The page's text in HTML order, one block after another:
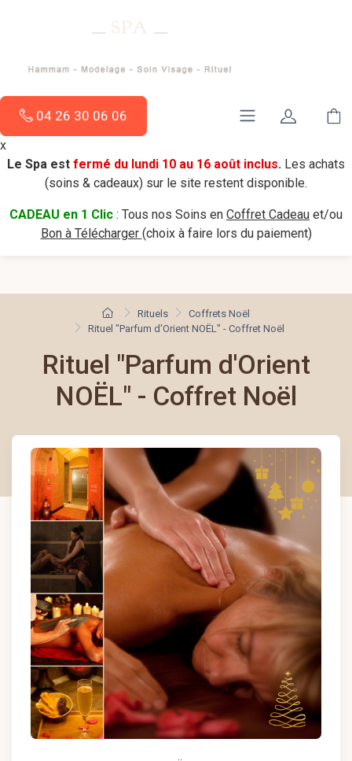
04 26 30 06 06
x
Le Spa est fermé du lundi 10 au 16 août inclus. Les achats
(soins & cadeaux) sur le site restent disponible.
CADEAU en 1 Clic : Tous nos Soins en Coffret Cadeau et/ou
Bon à Télécharger (choix à faire lors du paiement)
Rituels
Coffrets Noël
Rituel "Parfum d'Orient NOËL" - Coffret Noël
Rituel "Parfum d'Orient
NOËL" - Coffret Noël